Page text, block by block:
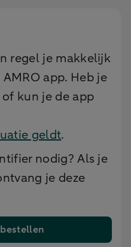
regel je makkelijk
app. Heb je
kun je de app
geldt.
nodig? Als je
je deze